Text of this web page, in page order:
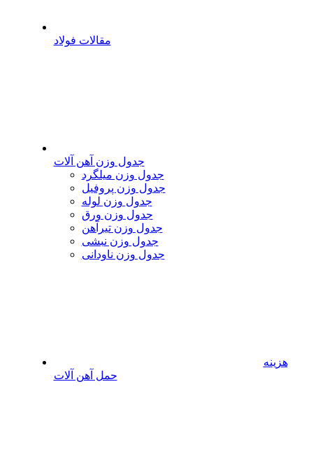
مقالات فولاد
جدول وزن آهن آلات
جدول وزن میلگرد
جدول وزن پروفیل
جدول وزن لوله
جدول وزن ورق
جدول وزن تیرآهن
جدول وزن نبشی
جدول وزن ناودانی
هزینه
حمل آهن آلات